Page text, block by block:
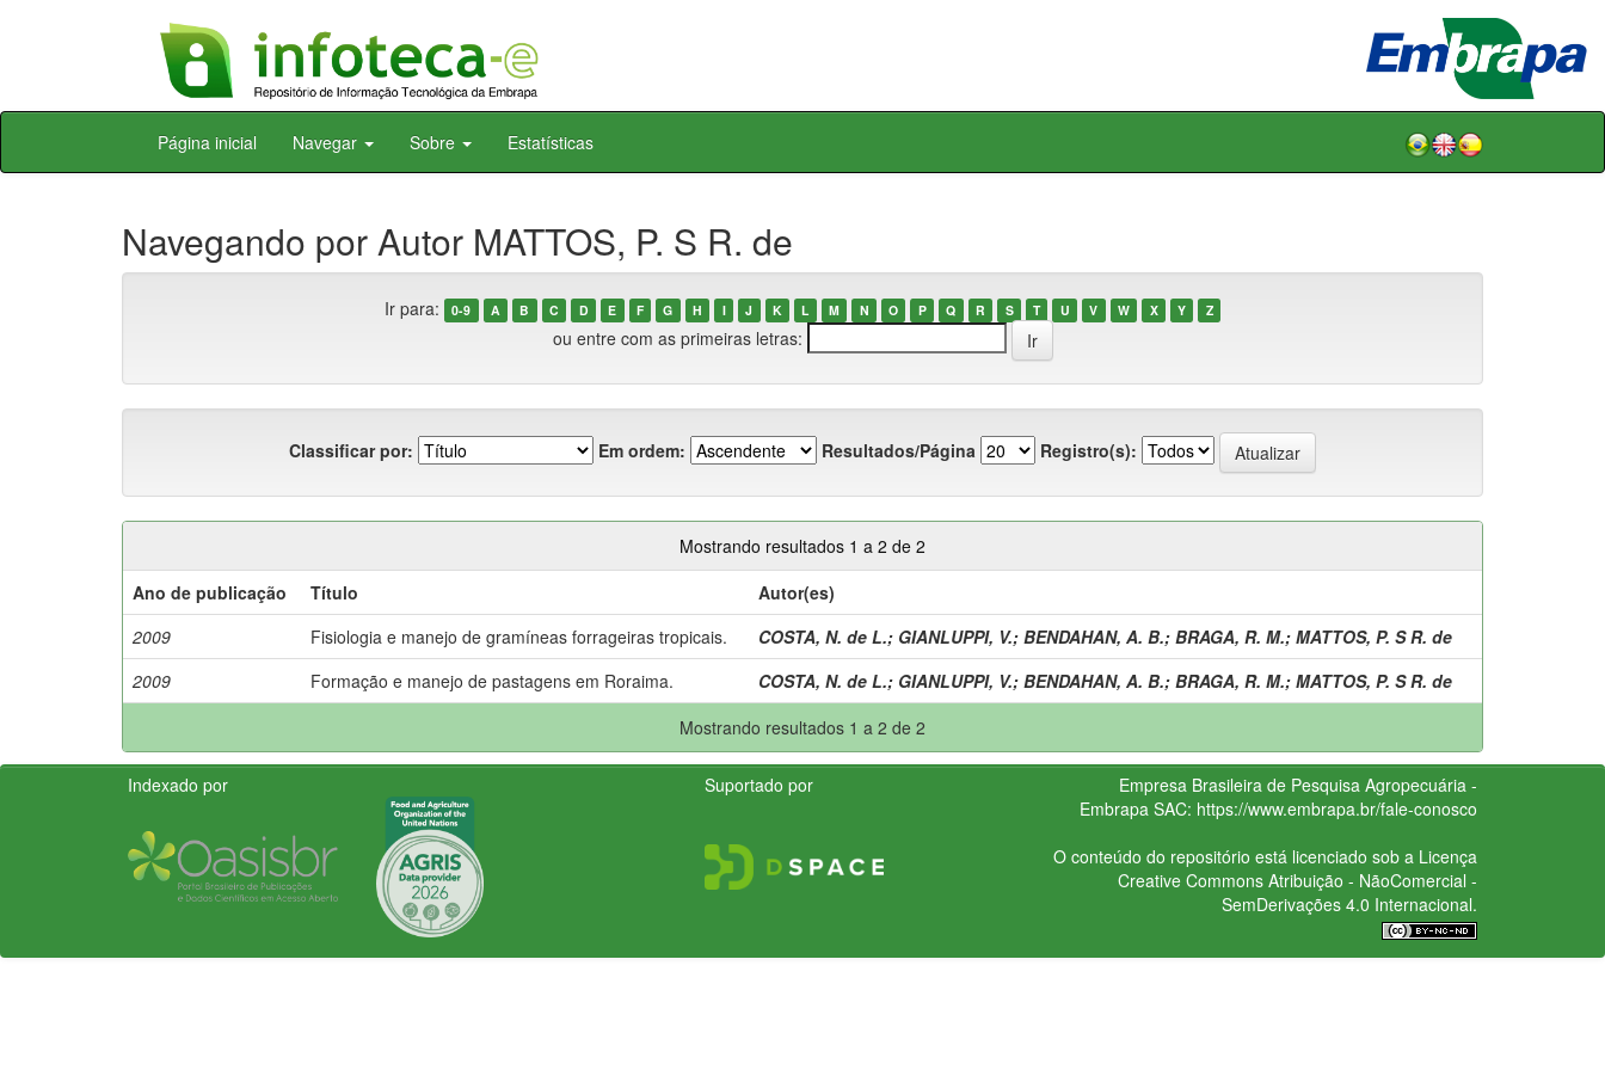
Skip
Página inicial Navegar Sobre Estatísticas
Navegando por Autor MATTOS, P. S R. de
Ir para: 0-9 A B C D E F G H I J K L M N O P Q R S T U V W X Y Z
ou entre com as primeiras letras:
Classificar por: Em ordem: Resultados/Página Registro(s):
Mostrando resultados 1 a 2 de 2
Ano de publicação
Título
Autor(es)
2009
Fisiologia e manejo de gramíneas forrageiras tropicais. COSTA, N. de L.; GIANLUPPI, V.; BENDAHAN, A. B.; BRAGA, R. M.; MATTOS, P. S R. de
2009
Formação e manejo de pastagens em Roraima. COSTA, N. de L.; GIANLUPPI, V.; BENDAHAN, A. B.; BRAGA, R. M.; MATTOS, P. S R. de
Mostrando resultados 1 a 2 de 2
Indexado por Suportado por
Empresa Brasileira de Pesquisa Agropecuária -
Embrapa SAC: https://www.embrapa.br/fale-conosco
O conteúdo do repositório está licenciado sob a Licença
Creative CommonsAtribuição - NãoComercial -
SemDerivações 4.0 Internacional.